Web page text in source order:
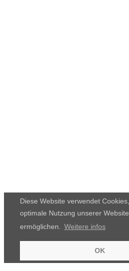
Diese Website verwendet
optimale Nutzung unserer
ermöglichen.
Weitere infos
OK